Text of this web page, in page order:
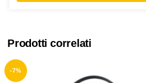
Prodotti correlati
-7%